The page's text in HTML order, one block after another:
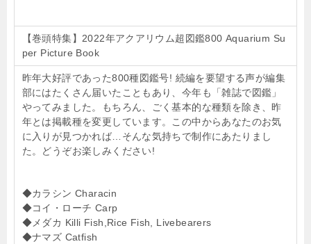
【巻頭特集】2022年アクアリウム超図鑑800 Aquarium Su
per Picture Book
昨年大好評であった800種図鑑号! 続編を要望する声が編集
部にはたくさん届いたこともあり、今年も「雑誌で図鑑」
やってみました。もちろん、ごく基本的な種類を除き、昨
年とは掲載種を変更しています。この中からあなたのお気
に入りが見つかれば…そんな気持ちで制作にあたりまし
た。どうぞお楽しみください!
◆カラシン Characin
◆コイ・ローチ Carp
◆メダカ Killi Fish,Rice Fish, Livebearers
◆ナマズ Catfish